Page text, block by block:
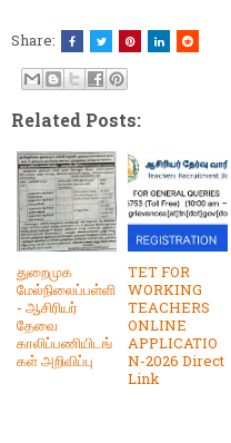
Share:
Related Posts:
துறைமுக
மேல்நிலைப்பள்ளி
- ஆசிரியர்
தேவை
காலிப்பணியிடங்
கள் அறிவிப்பு
TET FOR
WORKING
TEACHERS
ONLINE
APPLICATIO
N-2026 Direct
Link